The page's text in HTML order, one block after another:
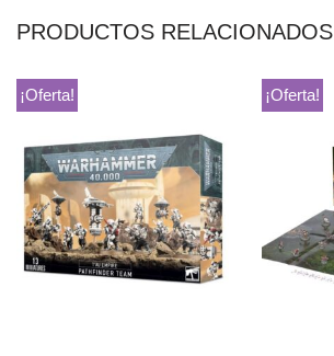
PRODUCTOS RELACIONADOS
¡Oferta! ¡Oferta!